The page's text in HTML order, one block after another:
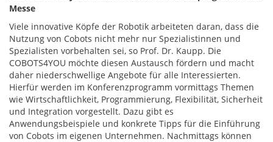
Messe
Viele innovative Köpfe der Robotik arbeiteten daran, dass die
Nutzung von Cobots nicht mehr nur Spezialistinnen und
Spezialisten vorbehalten sei, so Prof. Dr. Kaupp. Die
COBOTS4YOU möchte diesen Austausch fördern und macht
daher niederschwellige Angebote für alle Interessierten.
Hierfür werden im Konferenzprogramm vormittags Themen
wie Wirtschaftlichkeit, Programmierung, Flexibilität, Sicherheit
und Integration vorgestellt. Dazu gibt es
Anwendungsbeispiele und konkrete Tipps für die Einführung
von Cobots im eigenen Unternehmen. Nachmittags können